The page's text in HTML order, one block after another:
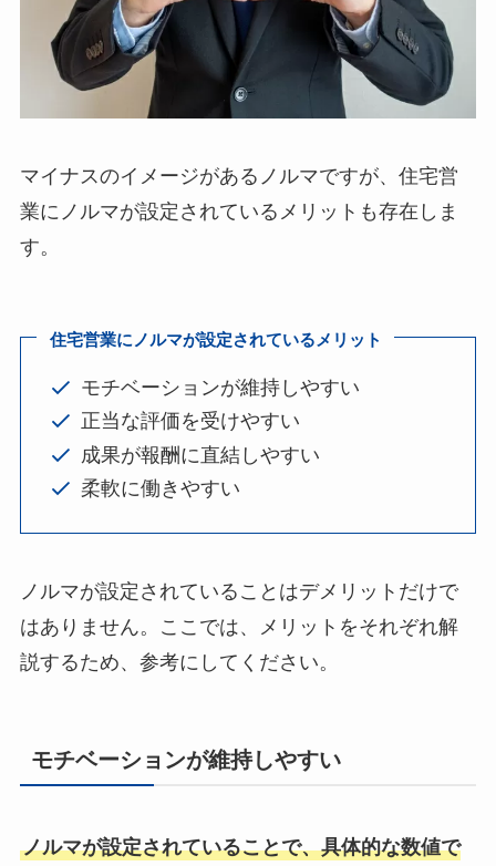
マイナスのイメージがあるノルマですが、住宅営
業にノルマが設定されているメリットも存在しま
す。
住宅営業にノルマが設定されているメリット
モチベーションが維持しやすい
正当な評価を受けやすい
成果が報酬に直結しやすい
柔軟に働きやすい
ノルマが設定されていることはデメリットだけで
はありません。ここでは、メリットをそれぞれ解
説するため、参考にしてください。
モチベーションが維持しやすい
ノルマが設定されていることで、具体的な数値で